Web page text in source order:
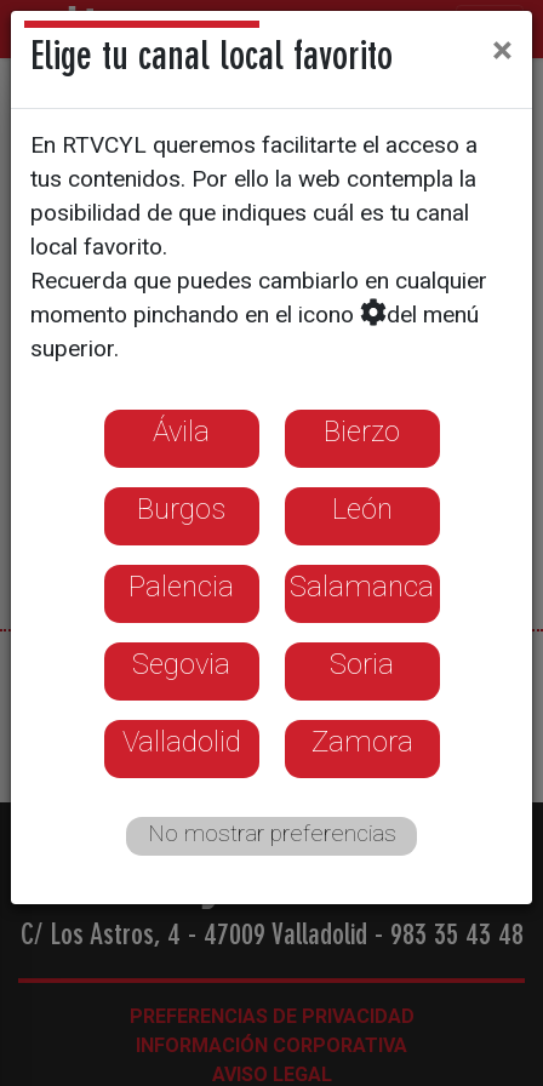
El 'exilio' del Mirandés a
Mendizorroza se nota en los
bares
28/10/2025
C/ Los Astros, 4 - 47009 Valladolid - 983 35 43 48
PREFERENCIAS DE PRIVACIDAD
INFORMACIÓN CORPORATIVA
AVISO LEGAL
Elige tu canal local favorito ×
En RTVCYL queremos facilitarte el acceso a
tus contenidos. Por ello la web contempla la
posibilidad de que indiques cuál es tu canal
local favorito.
Recuerda que puedes cambiarlo en cualquier
momento pinchando en el icono
del menú
superior.
Ávila Bierzo
Burgos León
Palencia Salamanca
Segovia Soria
Valladolid Zamora
No mostrar preferencias